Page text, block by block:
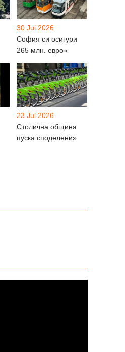
30 Jul 2026
София си осигури
265 млн. евро»
23 Jul 2026
Столична община
пуска споделени»